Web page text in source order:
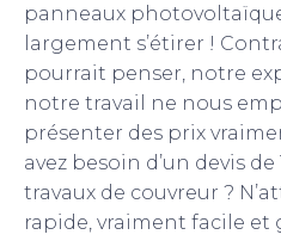
panneaux
largement s’étirer !
pourrait penser, notre
notre travail ne nous
présenter des prix
avez besoin d’un devis
travaux de couvreur ?
rapide, vraiment facile et